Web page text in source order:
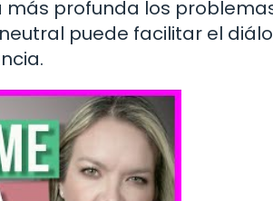
profunda los
puede facilitar el